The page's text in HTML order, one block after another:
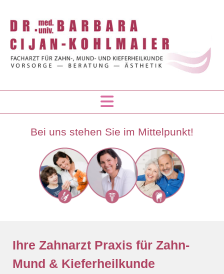
Bei uns stehen Sie im Mittelpunkt!
Ihre Zahnarzt Praxis für Zahn-
Mund & Kieferheilkunde